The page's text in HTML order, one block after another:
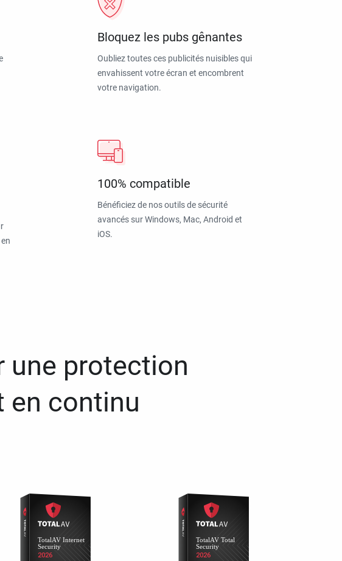
Bloquez les pubs gênantes
Oubliez toutes ces publicités nuisibles qui
envahissent votre écran et encombrent
votre navigation.
100% compatible
Bénéficiez de nos outils de sécurité
avancés sur Windows, Mac, Android et
iOS.
une protection
en continu